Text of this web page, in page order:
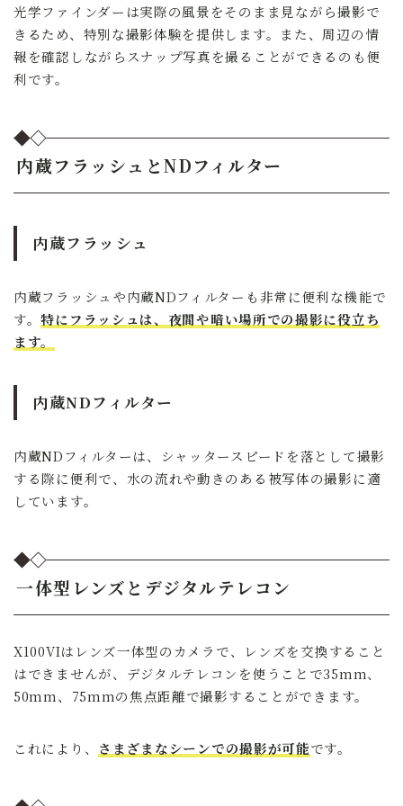
光学ファインダーは実際の風景をそのまま見ながら撮影で
きるため、特別な撮影体験を提供します。また、周辺の情
報を確認しながらスナップ写真を撮ることができるのも便
利です。
内蔵フラッシュとNDフィルター
内蔵フラッシュ
内蔵フラッシュや内蔵NDフィルターも非常に便利な機能で
す。特にフラッシュは、夜間や暗い場所での撮影に役立ち
ます。
内蔵NDフィルター
内蔵NDフィルターは、シャッタースピードを落として撮影
する際に便利で、水の流れや動きのある被写体の撮影に適
しています。
一体型レンズとデジタルテレコン
X100VIはレンズ一体型のカメラで、レンズを交換すること
はできませんが、デジタルテレコンを使うことで35mm、
50mm、75mmの焦点距離で撮影することができます。
これにより、 さまざまなシーンでの撮影が可能です。